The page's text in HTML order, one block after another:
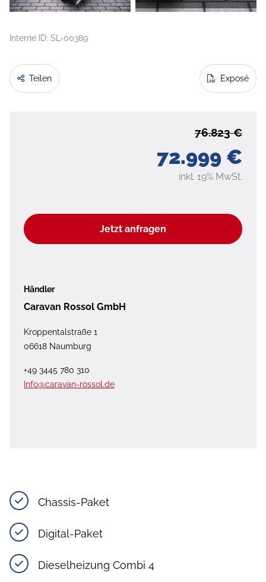
Interne ID: SL-00389
Teilen Exposé
72.999 €
76.823 €
inkl. 19% MwSt.
Jetzt anfragen
Händler
Caravan Rossol GmbH
Kroppentalstraße 1
06618 Naumburg
+49 3445 780 310
Info@caravan-rossol.de
Chassis-Paket
Digital-Paket
Dieselheizung Combi 4